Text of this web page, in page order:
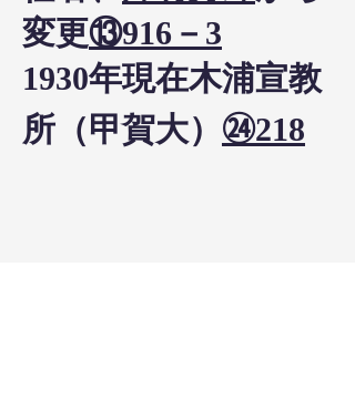
変更⑬916－3
1930年現在木浦宣教
所（甲賀大） ㉔218